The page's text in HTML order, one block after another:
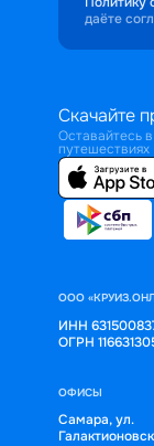
даёте
Скачайте
Оставайтесь
путешествиях
ООО
ИНН
ОГРН
ОФИСЫ
Самара, ул.